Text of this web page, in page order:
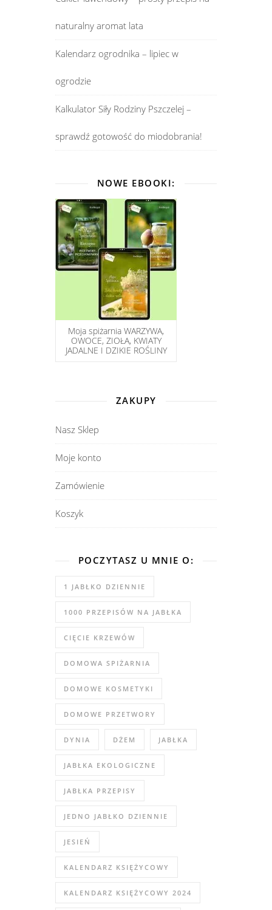
naturalny aromat lata
Kalendarz ogrodnika – lipiec w
ogrodzie
Kalkulator Siły Rodziny Pszczelej –
sprawdź gotowość do miodobrania!
NOWE EBOOKI:
Moja spiżarnia WARZYWA,
OWOCE, ZIOŁA, KWIATY
JADALNE I DZIKIE ROŚLINY
ZAKUPY
Nasz Sklep
Moje konto
Zamówienie
Koszyk
POCZYTASZ U MNIE O:
1 JABŁKO DZIENNIE
1000 PRZEPISÓW NA JABŁKA
CIĘCIE KRZEWÓW
DOMOWA SPIŻARNIA
DOMOWE KOSMETYKI
DOMOWE PRZETWORY
DYNIA DŻEM JABŁKA
JABŁKA EKOLOGICZNE
JABŁKA PRZEPISY
JEDNO JABŁKO DZIENNIE
JESIEŃ
KALENDARZ KSIĘŻYCOWY
KALENDARZ KSIĘŻYCOWY 2024